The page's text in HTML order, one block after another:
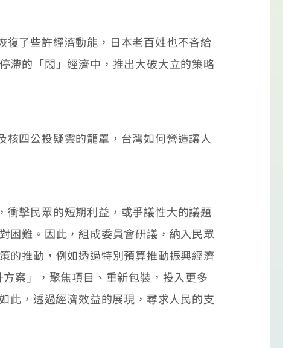
了些許經濟動能，日本老百姓也不吝給
滯的「悶」經濟中，推出大破大立的策略
四公投疑雲的籠罩，台灣如何營造讓人
擊民眾的短期利益，或爭議性大的議題
困難。因此，組成委員會研議，納入民眾
的推動，例如透過特別預算推動振興經濟
案」，聚焦項目、重新包裝，投入更多
此，透過經濟效益的展現，尋求人民的支